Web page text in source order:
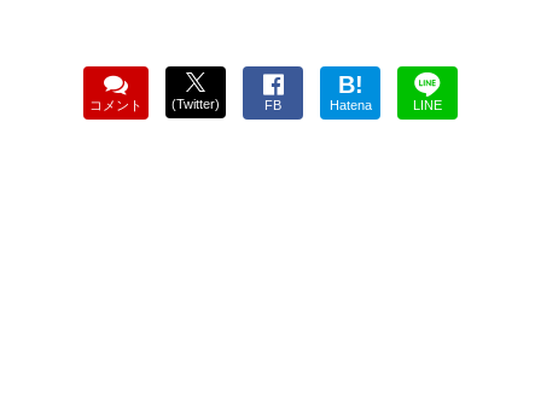
コメント (Twitter) FB
B!
Hatena LINE